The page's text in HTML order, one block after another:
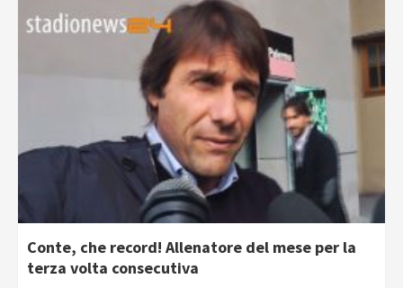
Conte, che record! Allenatore del mese per la
terza volta consecutiva